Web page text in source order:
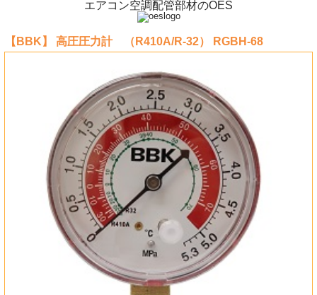
エアコン空調配管部材のOES
【BBK】 高圧圧力計 （R410A/R-32） RGBH-68